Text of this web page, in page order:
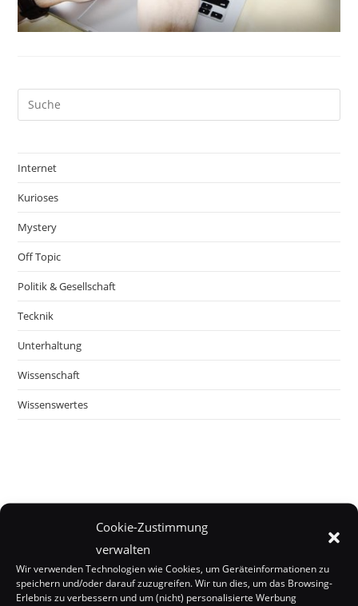
Cookie-Zustimmung
verwalten
Wir verwenden Technologien wie Cookies, um Geräteinformationen zu
speichern und/oder darauf zuzugreifen. Wir tun dies, um das Browsing-
Erlebnis zu verbessern und um (nicht) personalisierte Werbung
Internet
Kurioses
Mystery
Off Topic
Politik & Gesellschaft
Tecknik
Unterhaltung
Wissenschaft
Wissenswertes